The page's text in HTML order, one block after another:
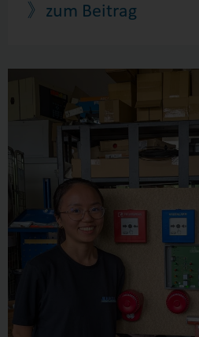
》zum Beitrag